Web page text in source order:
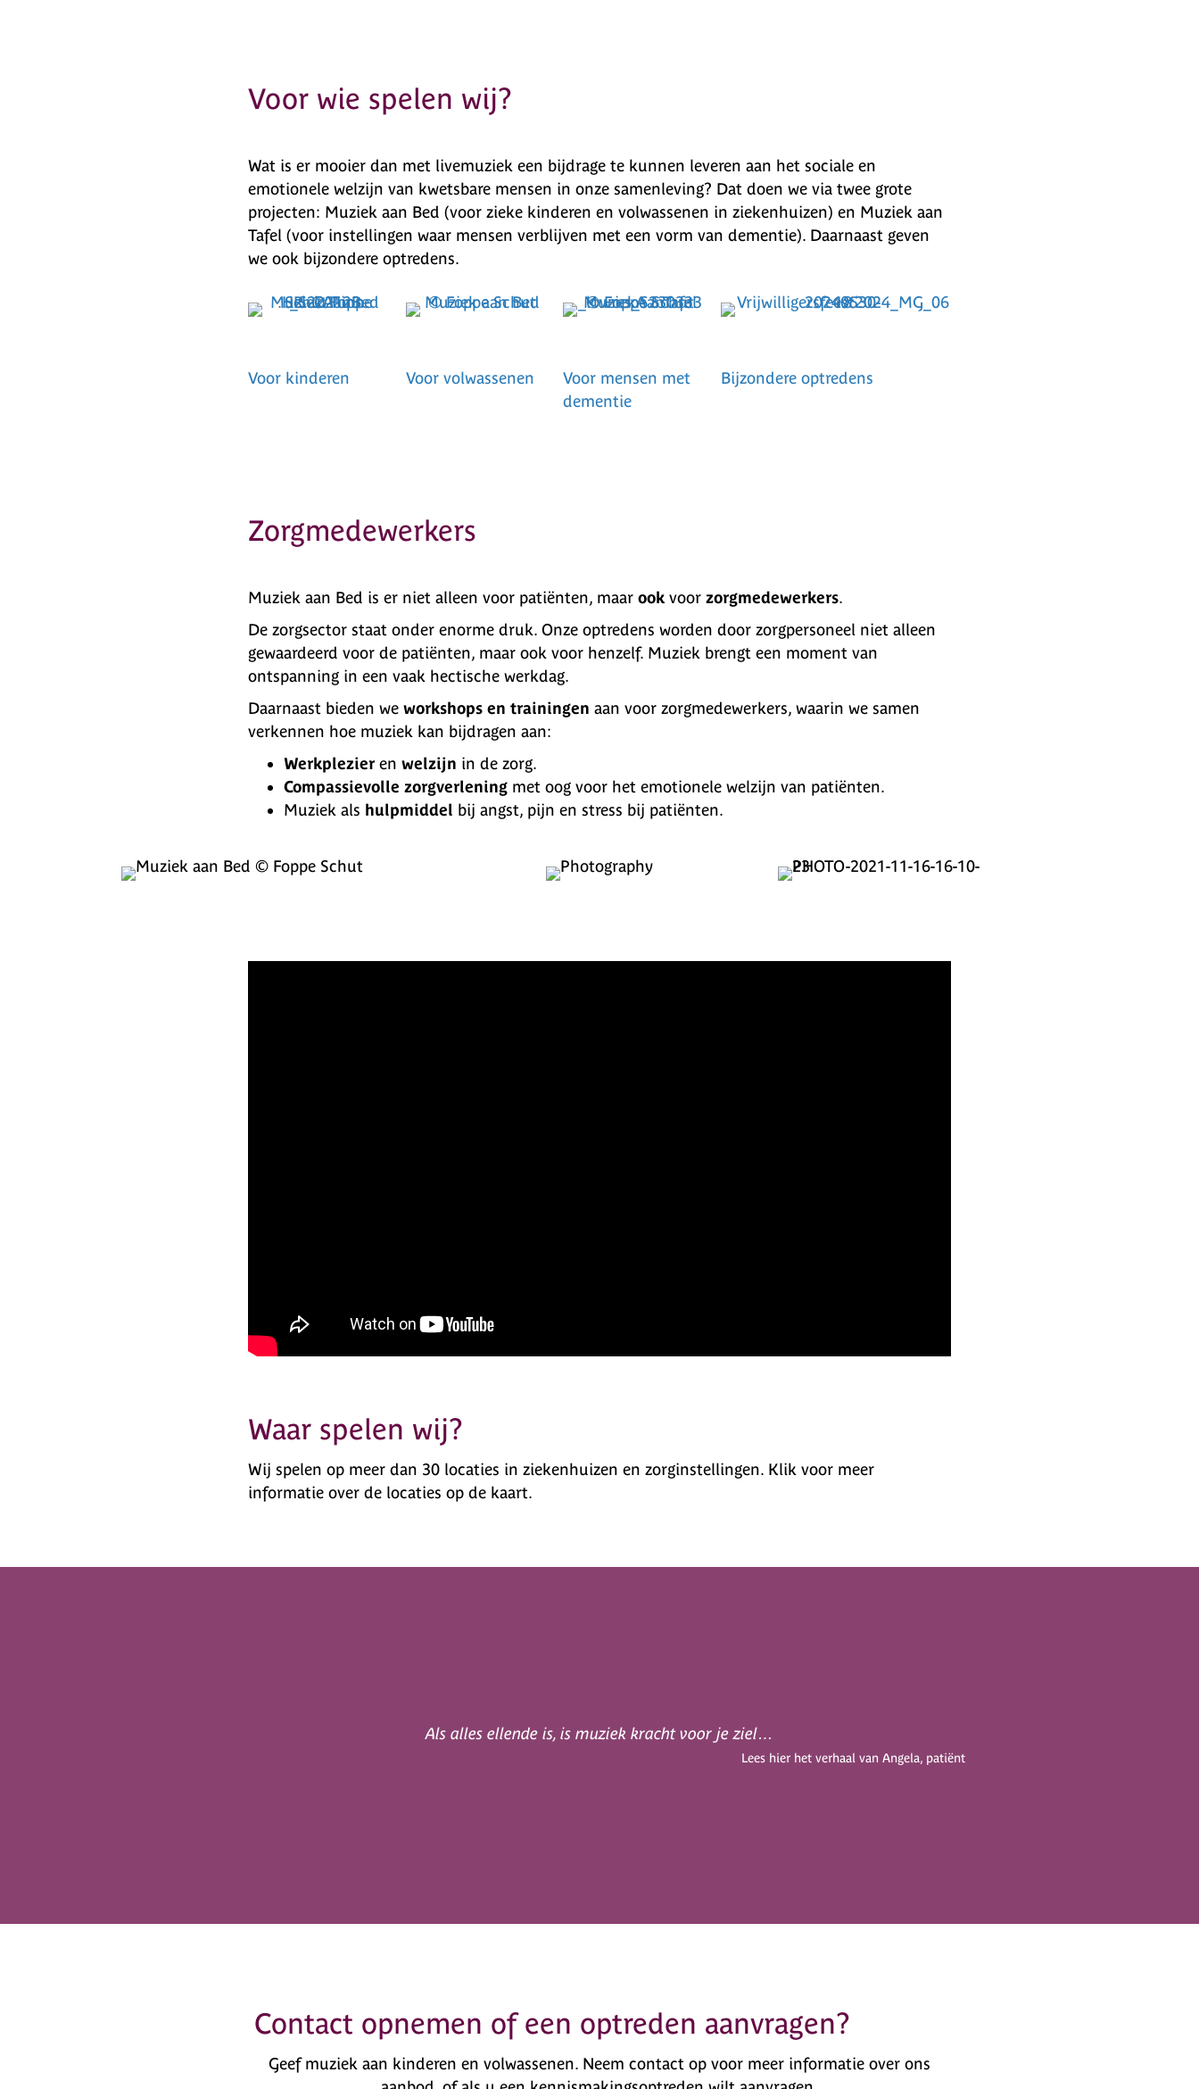
Voor wie spelen wij?
Wat is er mooier dan met livemuziek een bijdrage te kunnen leveren aan het sociale en
emotionele welzijn van kwetsbare mensen in onze samenleving? Dat doen we via twee grote
projecten: Muziek aan Bed (voor zieke kinderen en volwassenen in ziekenhuizen) en Muziek aan
Tafel (voor instellingen waar mensen verblijven met een vorm van dementie). Daarnaast geven
we ook bijzondere optredens.
Voor kinderen Voor volwassenen
Voor mensen met
dementie
Bijzondere optredens
Zorgmedewerkers
Muziek aan Bed is er niet alleen voor patiënten, maar ook voor zorgmedewerkers.
De zorgsector staat onder enorme druk. Onze optredens worden door zorgpersoneel niet alleen
gewaardeerd voor de patiënten, maar ook voor henzelf. Muziek brengt een moment van
ontspanning in een vaak hectische werkdag.
Daarnaast bieden we workshops en trainingen aan voor zorgmedewerkers, waarin we samen
verkennen hoe muziek kan bijdragen aan:
Werkplezieren welzijn in de zorg.
Compassievolle zorgverlening met oog voor het emotionele welzijn van patiënten.
Muziek als hulpmiddel bij angst, pijn en stress bij patiënten.
Waar spelen wij?
Wij spelen op meer dan 30 locaties in ziekenhuizen en zorginstellingen. Klik voor meer
informatie over de locaties op de kaart.
Als alles ellende is, is muziek kracht voor je ziel…
Lees hier het verhaal van Angela, patiënt
Contact opnemen of een optreden aanvragen?
Geef muziek aan kinderen en volwassenen. Neem contact op voor meer informatie over ons